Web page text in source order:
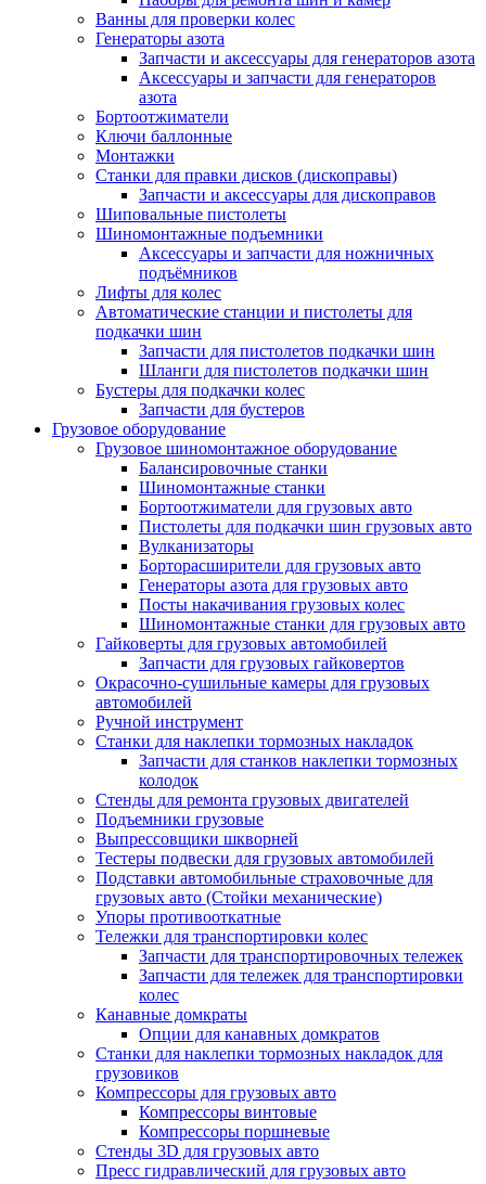
Ванны для проверки колес
Генераторы азота
Запчасти и аксессуары для генераторов азота
Аксессуары и запчасти для генераторов
азота
Бортоотжиматели
Ключи баллонные
Монтажки
Станки для правки дисков (дископравы)
Запчасти и аксессуары для дископравов
Шиповальные пистолеты
Шиномонтажные подъемники
Аксессуары и запчасти для ножничных
подъёмников
Лифты для колес
Автоматические станции и пистолеты для
подкачки шин
Запчасти для пистолетов подкачки шин
Шланги для пистолетов подкачки шин
Бустеры для подкачки колес
Запчасти для бустеров
Грузовое оборудование
Грузовое шиномонтажное оборудование
Балансировочные станки
Шиномонтажные станки
Бортоотжиматели для грузовых авто
Пистолеты для подкачки шин грузовых авто
Вулканизаторы
Борторасширители для грузовых авто
Генераторы азота для грузовых авто
Посты накачивания грузовых колес
Шиномонтажные станки для грузовых авто
Гайковерты для грузовых автомобилей
Запчасти для грузовых гайковертов
Окрасочно-сушильные камеры для грузовых
автомобилей
Ручной инструмент
Станки для наклепки тормозных накладок
Запчасти для станков наклепки тормозных
колодок
Стенды для ремонта грузовых двигателей
Подъемники грузовые
Выпрессовщики шкворней
Тестеры подвески для грузовых автомобилей
Подставки автомобильные страховочные для
грузовых авто (Стойки механические)
Упоры противооткатные
Тележки для транспортировки колес
Запчасти для транспортировочных тележек
Запчасти для тележек для транспортировки
колес
Канавные домкраты
Опции для канавных домкратов
Станки для наклепки тормозных накладок для
грузовиков
Компрессоры для грузовых авто
Компрессоры винтовые
Компрессоры поршневые
Стенды 3D для грузовых авто
Пресс гидравлический для грузовых авто